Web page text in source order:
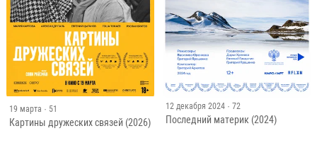
19 марта · 51
Картины дружеских связей (2026)
12 декабря 2024 · 72
Последний материк (2024)